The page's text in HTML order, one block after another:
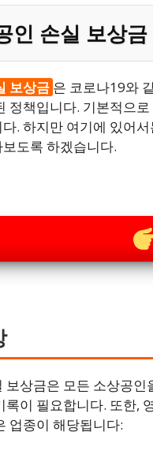
인 손실 보상
보상금 은 코로나19와
정책입니다. 기본적으
. 하지만 여기에 있어
도록 하겠습니다.
보상금은 모든 소상공
록이 필요합니다. 또한,
업종이 해당됩니다: